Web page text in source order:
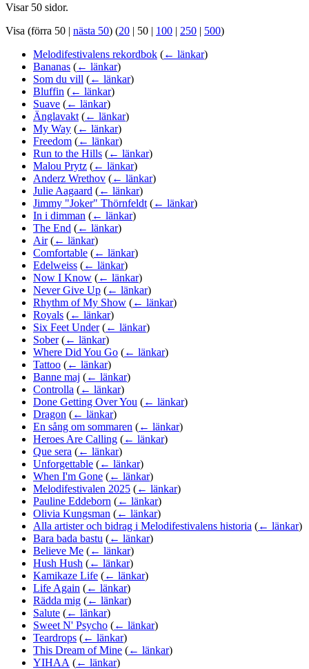
Visar 50 sidor.
Visa (förra 50 | nästa 50) (20 | 50 | 100 | 250 | 500)
Melodifestivalens rekordbok (← länkar)
Bananas (← länkar)
Som du vill (← länkar)
Bluffin (← länkar)
Suave (← länkar)
Änglavakt (← länkar)
My Way (← länkar)
Freedom (← länkar)
Run to the Hills (← länkar)
Malou Prytz (← länkar)
Anderz Wrethov (← länkar)
Julie Aagaard (← länkar)
Jimmy "Joker" Thörnfeldt (← länkar)
In i dimman (← länkar)
The End (← länkar)
Air (← länkar)
Comfortable (← länkar)
Edelweiss (← länkar)
Now I Know (← länkar)
Never Give Up (← länkar)
Rhythm of My Show (← länkar)
Royals (← länkar)
Six Feet Under (← länkar)
Sober (← länkar)
Where Did You Go (← länkar)
Tattoo (← länkar)
Banne maj (← länkar)
Controlla (← länkar)
Done Getting Over You (← länkar)
Dragon (← länkar)
En sång om sommaren (← länkar)
Heroes Are Calling (← länkar)
Que sera (← länkar)
Unforgettable (← länkar)
When I'm Gone (← länkar)
Melodifestivalen 2025 (← länkar)
Pauline Eddeborn (← länkar)
Olivia Kungsman (← länkar)
Alla artister och bidrag i Melodifestivalens historia (← länkar)
Bara bada bastu (← länkar)
Believe Me (← länkar)
Hush Hush (← länkar)
Kamikaze Life (← länkar)
Life Again (← länkar)
Rädda mig (← länkar)
Salute (← länkar)
Sweet N' Psycho (← länkar)
Teardrops (← länkar)
This Dream of Mine (← länkar)
YIHAA (← länkar)